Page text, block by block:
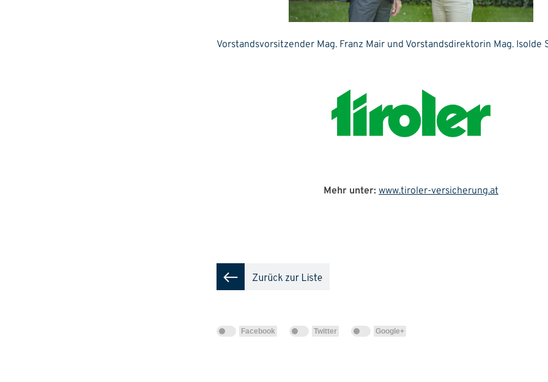
Vorstandsvorsitzender Mag. Franz Mair und Vorstandsdirektorin Mag. Isolde
Mehr unter: www.tiroler-versicherung.at
Facebook Twitter Google+